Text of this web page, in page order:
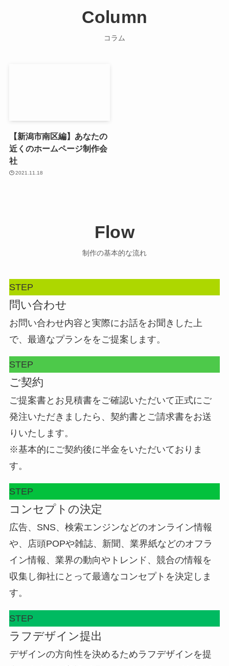
Column
コラム
【新潟市南区編】あなたの
近くのホームページ制作会
社
2021.11.18
Flow
制作の基本的な流れ
STEP
問い合わせ
お問い合わせ内容と実際にお話をお聞きした上
で、最適なプランををご提案します。
STEP
ご契約
ご提案書とお見積書をご確認いただいて正式にご
発注いただきましたら、契約書とご請求書をお送
りいたします。
※基本的にご契約後に半金をいただいておりま
す。
STEP
コンセプトの決定
広告、SNS、検索エンジンなどのオンライン情報
や、店頭POPや雑誌、新聞、業界紙などのオフラ
イン情報、業界の動向やトレンド、競合の情報を
収集し御社にとって最適なコンセプトを決定しま
す。
STEP
ラフデザイン提出
デザインの方向性を決めるためラフデザインを提